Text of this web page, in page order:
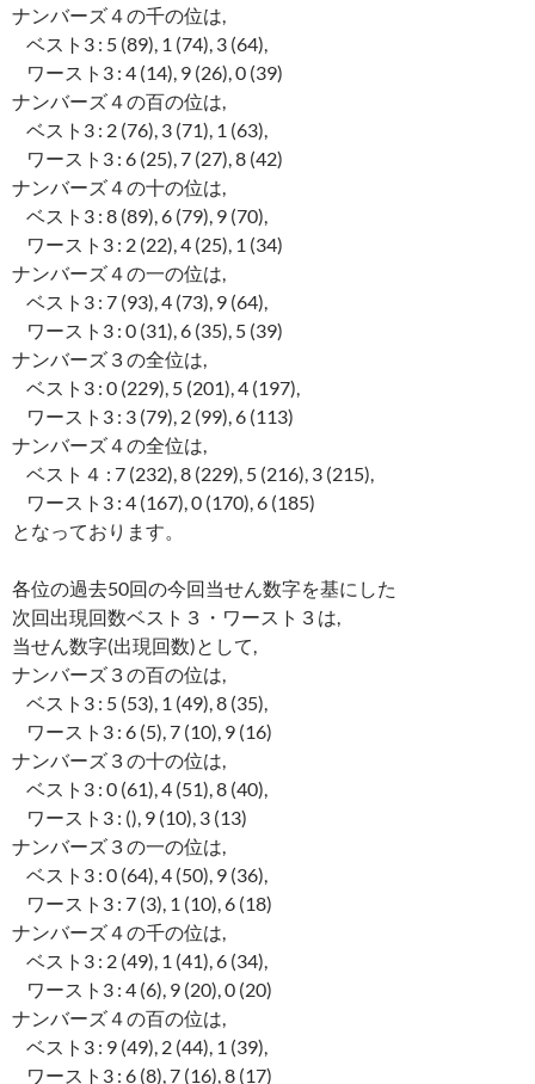
ナンバーズ４の千の位は,
ベスト3 : 5 (89), 1 (74), 3 (64),
ワースト3 : 4 (14), 9 (26), 0 (39)
ナンバーズ４の百の位は,
ベスト3 : 2 (76), 3 (71), 1 (63),
ワースト3 : 6 (25), 7 (27), 8 (42)
ナンバーズ４の十の位は,
ベスト3 : 8 (89), 6 (79), 9 (70),
ワースト3 : 2 (22), 4 (25), 1 (34)
ナンバーズ４の一の位は,
ベスト3 : 7 (93), 4 (73), 9 (64),
ワースト3 : 0 (31), 6 (35), 5 (39)
ナンバーズ３の全位は,
ベスト3 : 0 (229), 5 (201), 4 (197),
ワースト3 : 3 (79), 2 (99), 6 (113)
ナンバーズ４の全位は,
ベスト４ : 7 (232), 8 (229), 5 (216), 3 (215),
ワースト3 : 4 (167), 0 (170), 6 (185)
となっております。
各位の過去50回の今回当せん数字を基にした
次回出現回数ベスト３・ワースト３は,
当せん数字(出現回数)として,
ナンバーズ３の百の位は,
ベスト3 : 5 (53), 1 (49), 8 (35),
ワースト3 : 6 (5), 7 (10), 9 (16)
ナンバーズ３の十の位は,
ベスト3 : 0 (61), 4 (51), 8 (40),
ワースト3 : (), 9 (10), 3 (13)
ナンバーズ３の一の位は,
ベスト3 : 0 (64), 4 (50), 9 (36),
ワースト3 : 7 (3), 1 (10), 6 (18)
ナンバーズ４の千の位は,
ベスト3 : 2 (49), 1 (41), 6 (34),
ワースト3 : 4 (6), 9 (20), 0 (20)
ナンバーズ４の百の位は,
ベスト3 : 9 (49), 2 (44), 1 (39),
ワースト3 : 6 (8), 7 (16), 8 (17)